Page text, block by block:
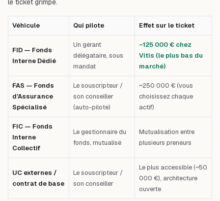
Véhicule Qui pilote Effet sur le ticket
FID — Fonds
Interne Dédié
Un gérant
délégataire, sous
mandat
~125 000 € chez
Vitis (le plus bas du
marché)
FAS — Fonds
d'Assurance
Spécialisé
Le souscripteur /
son conseiller
(auto-pilote)
~250 000 € (vous
choisissez chaque
actif)
FIC — Fonds
Interne
Collectif
Le gestionnaire du
fonds, mutualisé
Mutualisation entre
plusieurs preneurs
UC externes /
contrat de base
Le souscripteur /
son conseiller
Le plus accessible (~50
000 €), architecture
ouverte